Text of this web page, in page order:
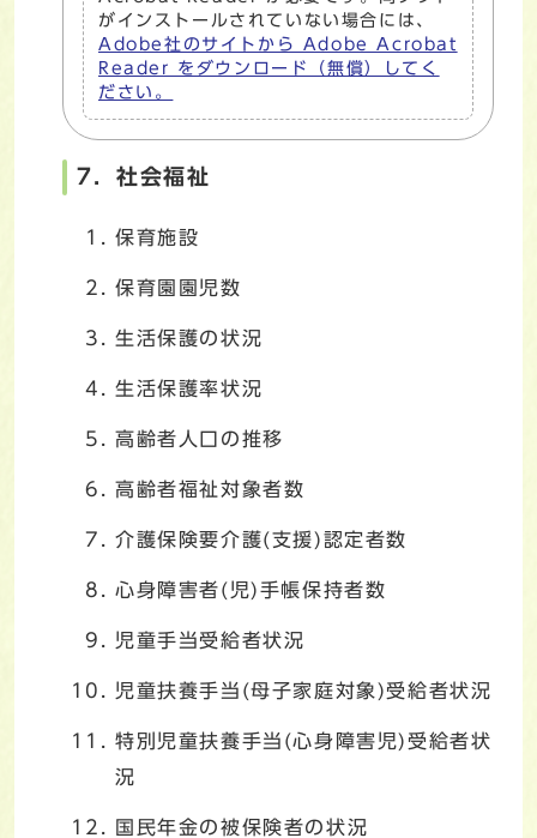
がインストールされていない場合には、
Adobe社のサイトから Adobe Acrobat
Reader をダウンロード（無償）してく
ださい。
7．社会福祉
保育施設
保育園園児数
生活保護の状況
生活保護率状況
高齢者人口の推移
高齢者福祉対象者数
介護保険要介護(支援)認定者数
心身障害者(児)手帳保持者数
児童手当受給者状況
児童扶養手当(母子家庭対象)受給者状況
特別児童扶養手当(心身障害児)受給者状
況
国民年金の被保険者の状況